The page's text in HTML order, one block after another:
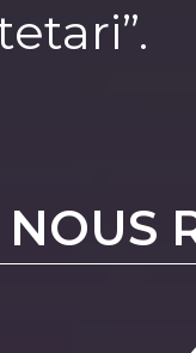
NOUS